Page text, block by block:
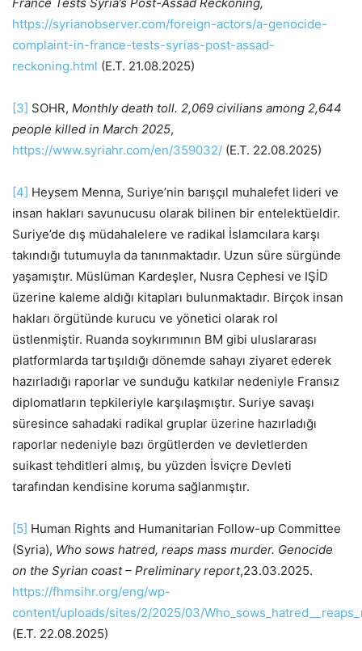
France Tests Syria’s Post-Assad Reckoning,
https://syrianobserver.com/foreign-actors/a-genocide-
complaint-in-france-tests-syrias-post-assad-
reckoning.html (E.T. 21.08.2025)
[3] SOHR, Monthly death toll. 2,069 civilians among 2,644
people killed in March 2025,
https://www.syriahr.com/en/359032/ (E.T. 22.08.2025)
[4] Heysem Menna, Suriye’nin barışçıl muhalefet lideri ve
insan hakları savunucusu olarak bilinen bir entelektüeldir.
Suriye’de dış müdahalelere ve radikal İslamcılara karşı
takındığı tutumuyla da tanınmaktadır. Uzun süre sürgünde
yaşamıştır. Müslüman Kardeşler, Nusra Cephesi ve IŞİD
üzerine kaleme aldığı kitapları bulunmaktadır. Birçok insan
hakları örgütünde kurucu ve yönetici olarak rol
üstlenmiştir. Ruanda soykırımının BM gibi uluslararası
platformlarda tartışıldığı dönemde sahayı ziyaret ederek
hazırladığı raporlar ve sunduğu katkılar nedeniyle Fransız
diplomatların tepkileriyle karşılaşmıştır. Suriye savaşı
süresince sahadaki radikal gruplar üzerine hazırladığı
raporlar nedeniyle bazı örgütlerden ve devletlerden
suikast tehditleri almış, bu yüzden İsviçre Devleti
tarafından kendisine koruma sağlanmıştır.
[5] Human Rights and Humanitarian Follow-up Committee
(Syria), Who sows hatred, reaps mass murder. Genocide
on the Syrian coast – Preliminary report,23.03.2025.
https://fhmsihr.org/eng/wp-
content/uploads/sites/2/2025/03/
(E.T. 22.08.2025)